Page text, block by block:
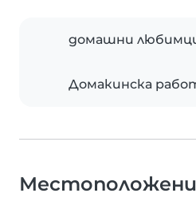
домашни
Домакинска